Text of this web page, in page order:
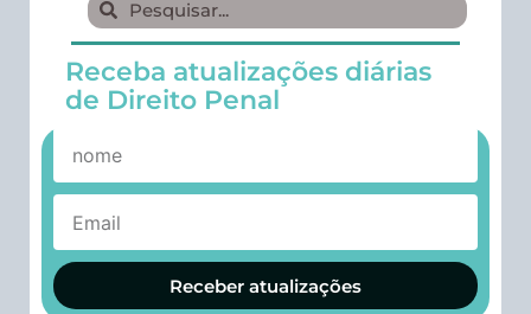
Receba atualizações diárias
de Direito Penal
Receber atualizações